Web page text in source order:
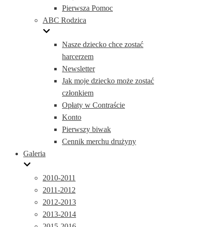
Pierwsza Pomoc
ABC Rodzica
Nasze dziecko chce zostać
harcerzem
Newsletter
Jak moje dziecko może zostać
członkiem
Opłaty w Contraście
Konto
Pierwszy biwak
Cennik merchu drużyny
Galeria
2010-2011
2011-2012
2012-2013
2013-2014